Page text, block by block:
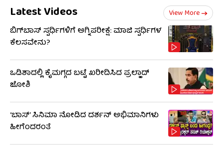
Latest Videos View More
ಬಿಗ್​​ಬಾಸ್​ ಸ್ಪರ್ಧಿಗಳಿಗೆ ಅಗ್ನಿಪರೀಕ್ಷೆ: ಮಾಜಿ ​​ಸ್ಪರ್ಧಿಗಳ
ಕೆಲಸವೇನು?
ಒಡಿಶಾದಲ್ಲಿ ಕೈಮಗ್ಗದ ಬಟ್ಟೆ ಖರೀದಿಸಿದ ಪ್ರಲ್ಹಾದ್
ಜೋಶಿ
‘ಬಾಸ್’ ಸಿನಿಮಾ ನೋಡಿದ ದರ್ಶನ್ ಅಭಿಮಾನಿಗಳು
ಹೀಗೆಂದರಂತೆ